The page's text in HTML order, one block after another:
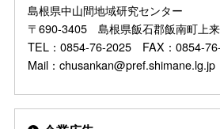
島根県中山間地域研究センター
〒690-3405 島根県飯石郡飯南町上
TEL：0854-76-2025 FAX：0854-
Mail：chusankan@pref.shimane.lg.jp